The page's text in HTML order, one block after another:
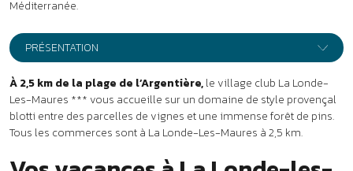
131 chambres réparties dans des logements d’un étage sans
ascenseur.
• Chambre double standard - env. 19 m² :
d’eau, TV. Ajout d’un lit bébé possible.
•Chambre double - env. 22 m² :
1 lit double, salle d’eau, TV. Ajout
d’un lit bébé possible. Balcon ou terrasse avec salon de jardin.
d’un lit bébé possible. Balcon ou terrasse avec salon de jardin.